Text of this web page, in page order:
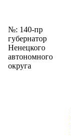
№: 140-пр
губернатор
Ненецкого
автономного
округа